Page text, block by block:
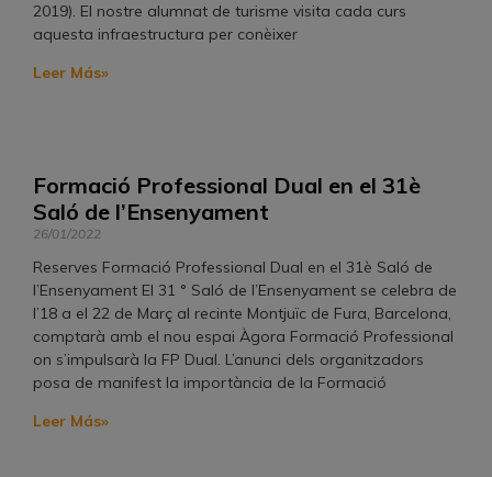
2019). El nostre alumnat de turisme visita cada curs
aquesta infraestructura per conèixer
Leer Más»
Formació Professional Dual en el 31è
Saló de l’Ensenyament
26/01/2022
Reserves Formació Professional Dual en el 31è Saló de
l’Ensenyament El 31 ° Saló de l’Ensenyament se celebra de
l’18 a el 22 de Març al recinte Montjuïc de Fura, Barcelona, ​​
comptarà amb el nou espai Àgora Formació Professional
on s’impulsarà la FP Dual. L’anunci dels organitzadors
posa de manifest la importància de la Formació
Leer Más»